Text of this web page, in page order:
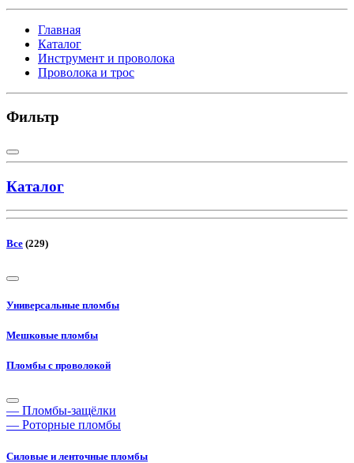
Главная
Каталог
Инструмент и проволока
Проволока и трос
Фильтр
Каталог
Все (229)
Универсальные пломбы
Мешковые пломбы
Пломбы с проволокой
— Пломбы-защёлки
— Роторные пломбы
Силовые и ленточные пломбы